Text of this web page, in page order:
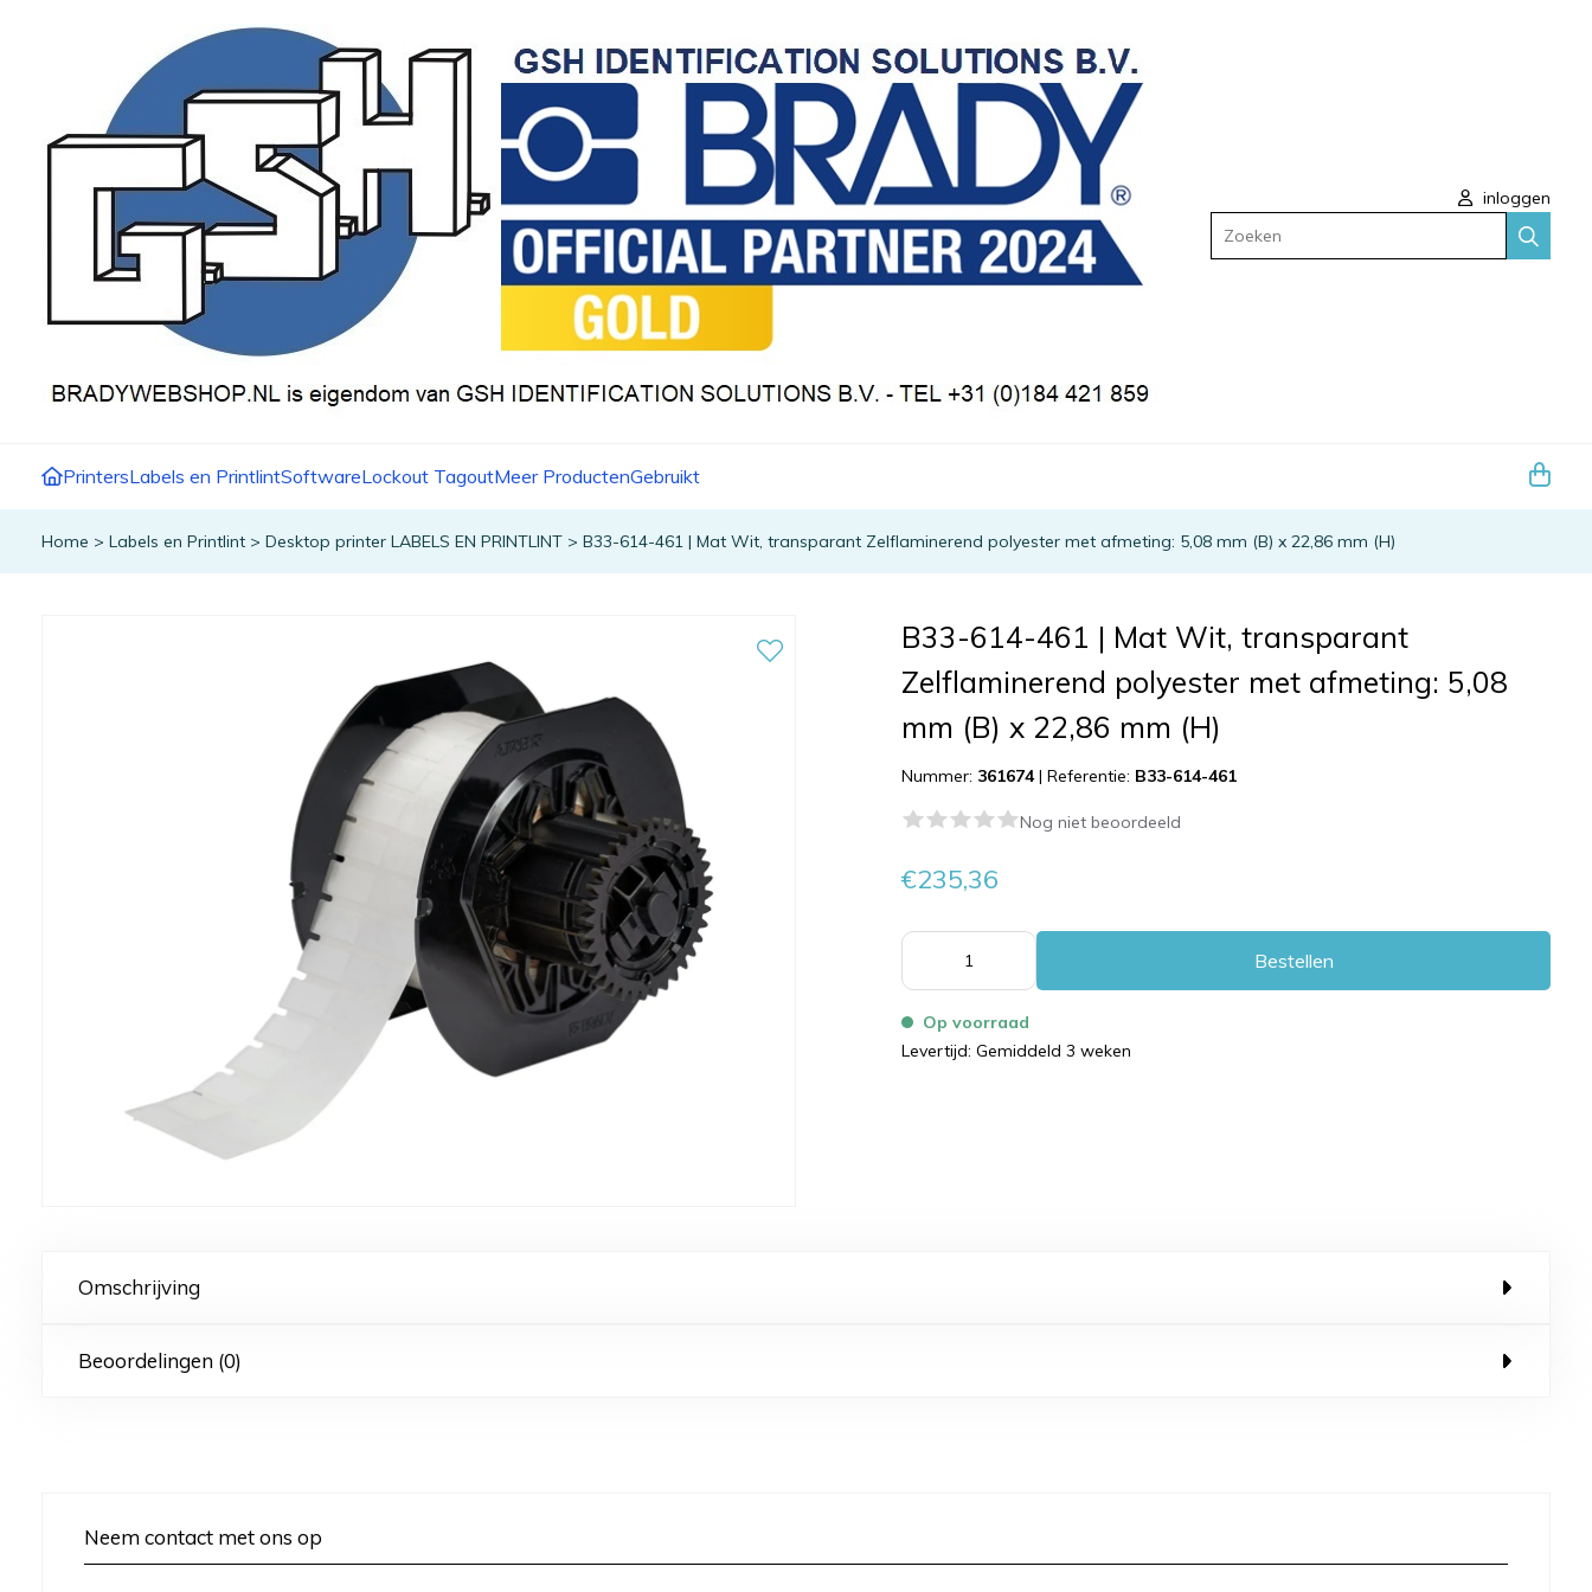
inloggen
Zoeken
PrintersLabels en PrintlintSoftwareLockout TagoutMeer ProductenGebruikt
Home > Labels en Printlint > Desktop printer LABELS EN PRINTLINT > B33-614-461 | Mat Wit, transparant Zelflaminerend polyester met afmeting: 5,08 mm (B) x 22,86 mm (H)
B33-614-461 | Mat Wit, transparant
Zelflaminerend polyester met afmeting: 5,08
mm (B) x 22,86 mm (H)
Nummer: 361674 |Referentie: B33-614-461
Nog niet beoordeeld
€235,36
Bestellen
Op voorraad
Levertijd: Gemiddeld 3 weken
Omschrijving
Beoordelingen (0)
Neem contact met ons op